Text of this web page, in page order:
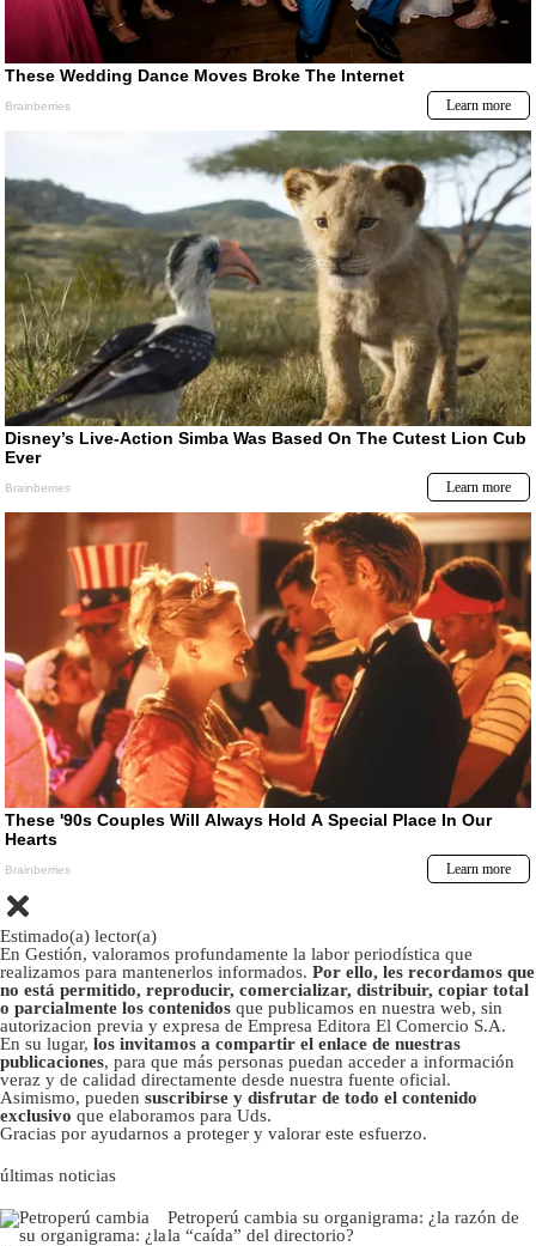
Estimado(a) lector(a)
En Gestión, valoramos profundamente la labor periodística que
realizamos para mantenerlos informados. Por ello, les recordamos que
no está permitido, reproducir, comercializar, distribuir, copiar total
o parcialmente los contenidos que publicamos en nuestra web, sin
autorizacion previa y expresa de Empresa Editora El Comercio S.A.
En su lugar, los invitamos a compartir el enlace de nuestras
publicaciones, para que más personas puedan acceder a información
veraz y de calidad directamente desde nuestra fuente oficial.
Asimismo, pueden suscribirse y disfrutar de todo el contenido
exclusivo que elaboramos para Uds.
Gracias por ayudarnos a proteger y valorar este esfuerzo.
últimas noticias
Petroperú cambia su organigrama: ¿la razón de
la “caída” del directorio?